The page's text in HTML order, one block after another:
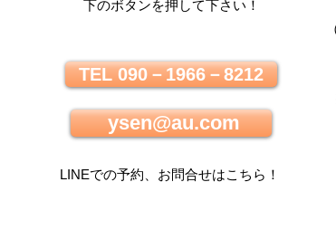
下のボタンを押して下さい！
TEL 090－1966－8212
ysen@au.com
LINEでの予約、お問合せはこちら ！